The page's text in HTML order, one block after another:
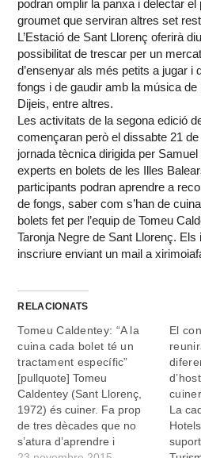
podran omplir la panxa i delectar
groumet que serviran altres set
L’Estació de Sant Llorenç oferirà
possibilitat de trescar per un
d’ensenyar als més petits a jugar i
fongs i de gaudir amb la música
Dijeis, entre altres.
Les activitats de la segona edició
començaran però el dissabte 21
jornada tècnica dirigida per
experts en bolets de les Illes
participants podran aprendre a
de fongs, saber com s’han de
bolets fet per l’equip de Tomeu
Taronja Negre de Sant Llorenç.
inscriure enviant un mail a
RELACIONATS
Tomeu Caldentey: “A la
cuina cada bolet té un
tractament específic”
[pullquote] Tomeu
Caldentey (Sant Llorenç,
1972) és cuiner. Fa prop
de tres dècades que no
s’atura d’aprendre i
El
La